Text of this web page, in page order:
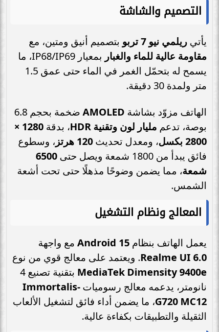
التصميم والشاشة
يأتي ريلمي نيو 7 تربو
بتصميم أنيق ومتين، مع
مقاومة عالية للماء والغبار
بمعيار IP68/IP69، ما
يسمح له بتحمّل الغمر في الماء حتى عمق 1.5
متر ولمدة 30 دقيقة.
الهاتف مزوّد بشاشة AMOLED
ضخمة بحجم 6.8
بوصة، تدعم مليار لون وتقنية HDR ، بدقة
1280 ×
2800 بكسل
، ومعدل تحديث 120 هرتز
، وسطوع
فائق يبدأ من 1800 شمعة ويصل حتى
6500
شمعة، مما يضمن وضوحًا مذهلًا حتى تحت أشعة
الشمس.
المعالج ونظام التشغيل
يعمل الهاتف بنظام Android 15 مع واجهة
Realme UI 6.0. ويعتمد على معالج قوي من نوع
MediaTek Dimensity 9400e
بتقنية تصنيع 4
نانومتر، يدعمه معالج رسوميات Immortalis-
G720 MC12، ما يضمن أداء فائق لتشغيل الألعاب
الثقيلة والتطبيقات بكفاءة عالية.